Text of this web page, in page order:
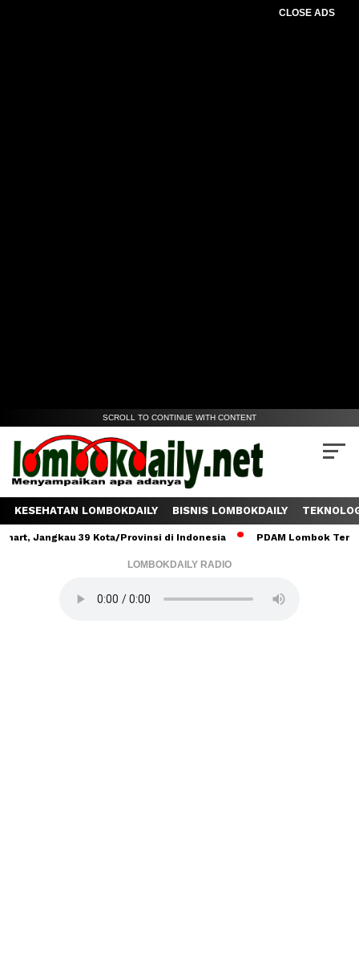
CLOSE ADS
SCROLL TO CONTINUE WITH CONTENT
KESEHATAN LOMBOKDAILY BISNIS LOMBOKDAILY
39 Kota/Provinsi di Indonesia PDAM Lombok Tengah
LOMBOKDAILY RADIO